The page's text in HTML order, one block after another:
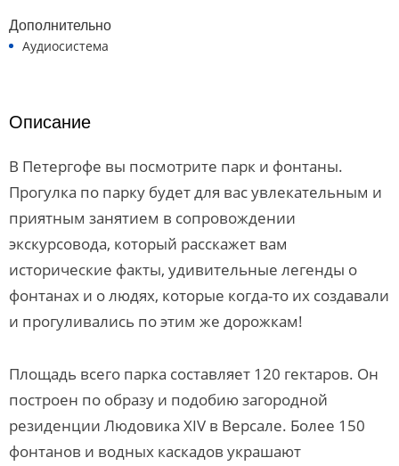
Дополнительно
Аудиосистема
Описание
В Петергофе вы посмотрите парк и фонтаны.
Прогулка по парку будет для вас увлекательным и
приятным занятием в сопровождении
экскурсовода, который расскажет вам
исторические факты, удивительные легенды о
фонтанах и о людях, которые когда-то их создавали
и прогуливались по этим же дорожкам!
Площадь всего парка составляет 120 гектаров. Он
построен по образу и подобию загородной
резиденции Людовика XIV в Версале. Более 150
фонтанов и водных каскадов украшают